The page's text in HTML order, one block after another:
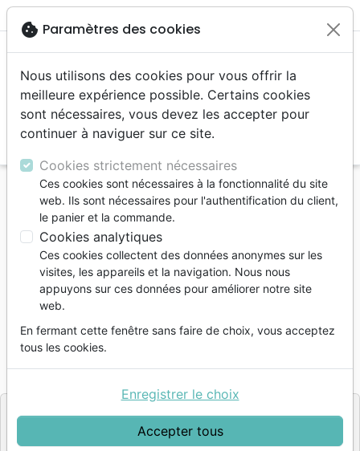
menu
Accueil Livres Enfants
Adolescents, Jeunes
15 à 18 ans
Journal d'une éternelle amoureuse - Confidences
sur Dieu, les garçons et moi
Journal d'une éternelle amoureuse
Confidences sur Dieu, les garçons et moi
Auteur :Paula Hendricks Marsteller
cookie Paramètres des cookies
Nous utilisons des cookies pour vous offrir la
meilleure expérience possible. Certains cookies
sont nécessaires, vous devez les accepter pour
continuer à naviguer sur ce site.
Cookies strictement nécessaires
Ces cookies sont nécessaires à la fonctionnalité du site
web. Ils sont nécessaires pour l'authentification du client,
le panier et la commande.
Cookies analytiques
Ces cookies collectent des données anonymes sur les
visites, les appareils et la navigation. Nous nous
appuyons sur ces données pour améliorer notre site
web.
En fermant cette fenêtre sans faire de choix, vous acceptez
tous les cookies.
Accepter tous
Enregistrer le choix